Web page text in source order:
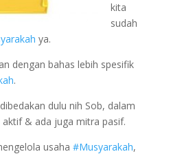
kita
sudah
ya.
dengan bahas lebih spesifik
.
dulu nih Sob, dalam
aktif & ada juga mitra pasif.
usaha #Musyarakah,